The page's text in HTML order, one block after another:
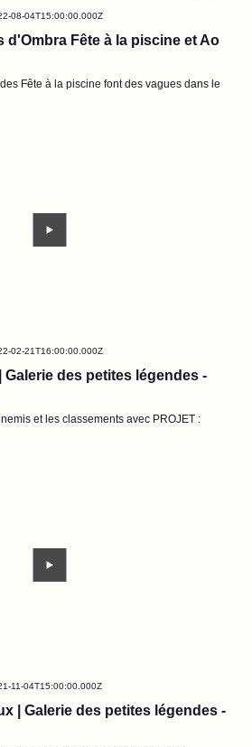
08-04T15:00:00.000Z
d'Ombra Fête à la piscine et Ao
Fête à la piscine font des vagues dans le
02-21T16:00:00.000Z
Galerie des petites légendes -
et les classements avec PROJET :
11-04T15:00:00.000Z
| Galerie des petites légendes -